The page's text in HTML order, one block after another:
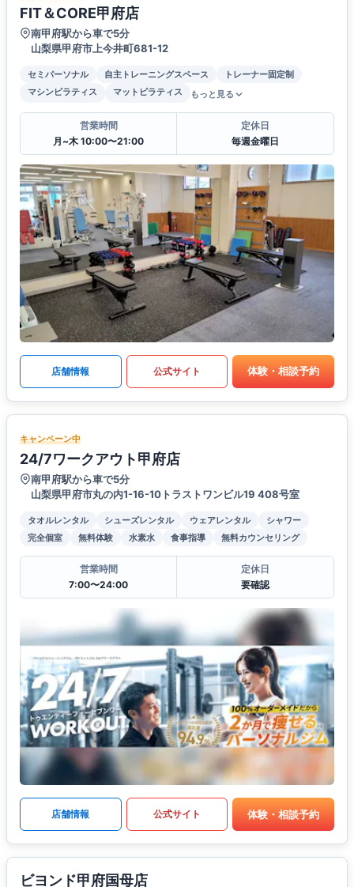
FIT＆CORE甲府店
南甲府駅から車で5分
山梨県甲府市上今井町681-12
セミパーソナル 自主トレーニングスペース
トレーナー固定制
マシンピラティス
マットピラティス もっと見る
営業時間
月~木 10:00〜21:00
定休日
毎週金曜日
店舗情報 公式サイト 体験・相談予約
キャンペーン中
24/7ワークアウト甲府店
南甲府駅から車で5分
山梨県甲府市丸の内1-16-10トラストワンビル19 408号室
タオルレンタル シューズレンタル ウェアレンタル
シャワー
完全個室
無料体験 水素水 食事指導 無料カウンセリング
営業時間
7:00〜24:00
定休日
要確認
店舗情報 公式サイト 体験・相談予約
ビヨンド甲府国母店